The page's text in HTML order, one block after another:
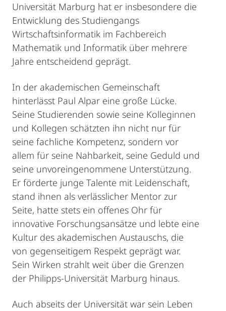
Universität Marburg hat er insbesondere die
Entwicklung des Studiengangs
Wirtschaftsinformatik im Fachbereich
Mathematik und Informatik über mehrere
Jahre entscheidend geprägt.
In der akademischen Gemeinschaft
hinterlässt Paul Alpar eine große Lücke.
Seine Studierenden sowie seine Kolleginnen
und Kollegen schätzten ihn nicht nur für
seine fachliche Kompetenz, sondern vor
allem für seine Nahbarkeit, seine Geduld und
seine unvoreingenommene Unterstützung.
Er förderte junge Talente mit Leidenschaft,
stand ihnen als verlässlicher Mentor zur
Seite, hatte stets ein offenes Ohr für
innovative Forschungsansätze und lebte eine
Kultur des akademischen Austauschs, die
von gegenseitigem Respekt geprägt war.
Sein Wirken strahlt weit über die Grenzen
der Philipps-Universität Marburg hinaus.
Auch abseits der Universität war sein Leben